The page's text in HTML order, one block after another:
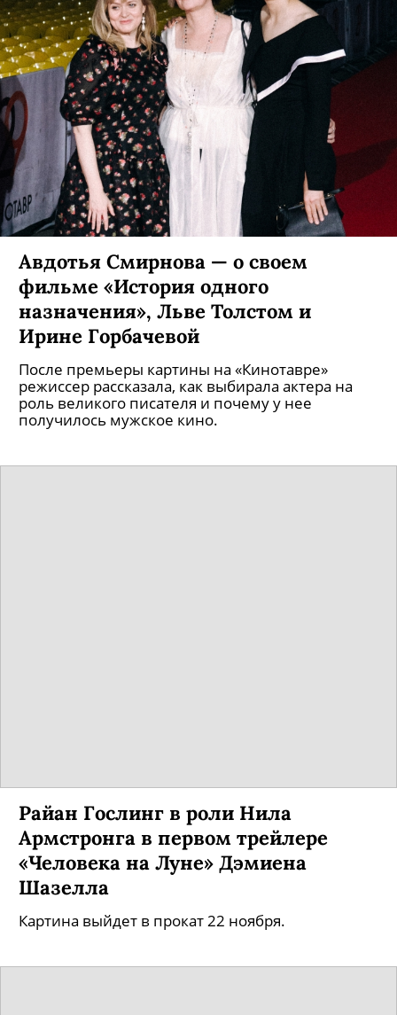
Авдотья Смирнова — о своем
фильме «История одного
назначения», Льве Толстом и
Ирине Горбачевой
После премьеры картины на «Кинотавре»
режиссер рассказала, как выбирала актера на
роль великого писателя и почему у нее
получилось мужское кино.
Райан Гослинг в роли Нила
Армстронга в первом трейлере
«Человека на Луне» Дэмиена
Шазелла
Картина выйдет в прокат 22 ноября.